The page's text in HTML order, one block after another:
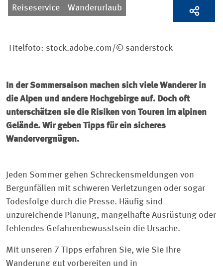
Reiseservice Wanderurlaub
Titelfoto: stock.adobe.com/© sanderstock
In der Sommersaison machen sich viele Wanderer in
die Alpen und andere Hochgebirge auf. Doch oft
unterschätzen sie die Risiken von Touren im alpinen
Gelände. Wir geben Tipps für ein sicheres
Wandervergnügen.
Jeden Sommer gehen Schreckensmeldungen von
Bergunfällen mit schweren Verletzungen oder sogar
Todesfolge durch die Presse. Häufig sind
unzureichende Planung, mangelhafte Ausrüstung oder
fehlendes Gefahrenbewusstsein die Ursache.
Mit unseren 7 Tipps erfahren Sie, wie Sie Ihre
Wanderung gut vorbereiten und in